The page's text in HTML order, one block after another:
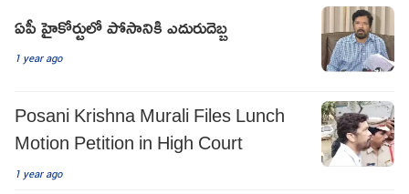
ఏపీ హైకోర్టులో పోసానికి ఎదురుదెబ్బ
1 year ago
Posani Krishna Murali Files Lunch
Motion Petition in High Court
1 year ago